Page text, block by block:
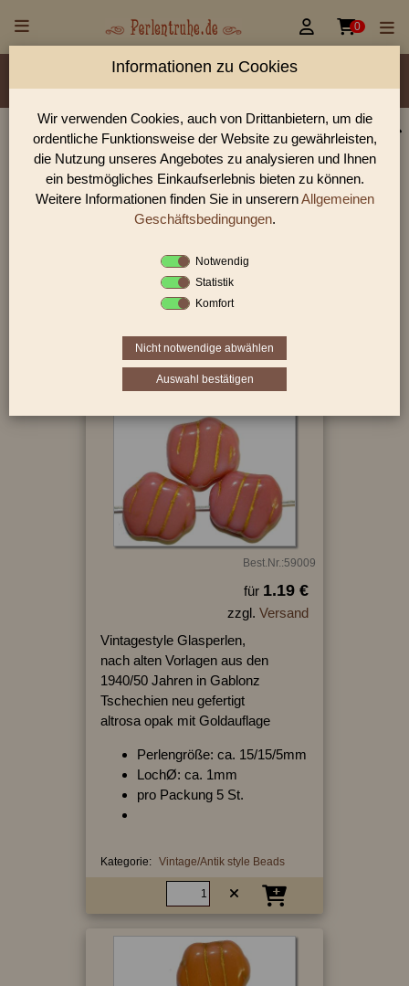
 0
Material/Glassorte Sorte/Form Farbe
Größen
Lochdurchmesser
Perlen Shop für Vintage/Antik style Beads Perlen
In unserem Perlen Shop finden sie zahlreich Vintage/Antik
style Beads Perlen und viele weiter Glasperlen.
Sie befinden sich in folgender Kategorie:
Vintage/Antik style Beads
Best.Nr.:59009
für 1.19 €
zzgl. Versand
Vintagestyle Glasperlen,
nach alten Vorlagen aus den
1940/50 Jahren in Gablonz
Tschechien neu gefertigt
altrosa opak mit Goldauflage
Perlengröße: ca. 15/15/5mm
LochØ: ca. 1mm
pro Packung 5 St.
Kategorie: Vintage/Antik style Beads
Informationen zu Cookies
Wir verwenden Cookies, auch von Drittanbietern, um die
ordentliche Funktionsweise der Website zu gewährleisten,
die Nutzung unseres Angebotes zu analysieren und Ihnen
ein bestmögliches Einkaufserlebnis bieten zu können.
Weitere Informationen finden Sie in unserernAllgemeinen
Geschäftsbedingungen.
Notwendig
Statistik
Komfort
Nicht notwendige abwählen
Auswahl bestätigen